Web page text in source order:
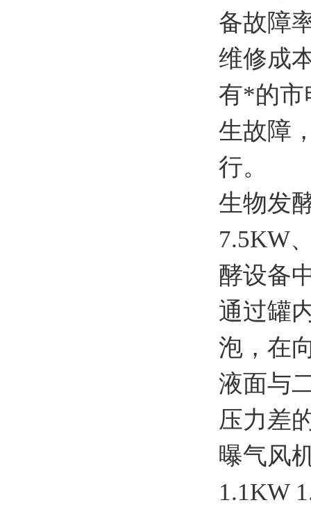
备故障
维修成
有*的市
生故障
行。
生物发
7.5KW
酵设备
通过罐
泡，在
液面与
压力差
曝气风
1.1KW